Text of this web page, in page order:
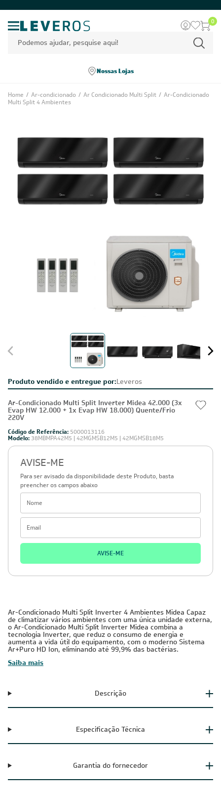
0
Nossas Lojas
Home / Ar-condicionado / Ar Condicionado Multi Split / Ar-Condicionado
Multi Split 4 Ambientes
Produto vendido e entregue por:Leveros
Ar-Condicionado Multi Split Inverter Midea 42.000 (3x
Evap HW 12.000 + 1x Evap HW 18.000) Quente/Frio
220V
Código de Referência: 5000013116
Modelo: 38MBMPA42M5 | 42MGMSB12M5 | 42MGMSB18M5
AVISE-ME
Para ser avisado da disponibilidade deste Produto, basta
preencher os campos abaixo
AVISE-ME
Ar-Condicionado Multi Split Inverter 4 Ambientes Midea Capaz
de climatizar vários ambientes com uma única unidade externa,
o Ar-Condicionado Multi Split Inverter Midea combina a
tecnologia Inverter, que reduz o consumo de energia e
aumenta a vida útil do equipamento, com o moderno Sistema
Ar+Puro HD Ion, eliminando até 99,9% das bactérias.
Saiba mais
Descrição
Especificação Técnica
Garantia do fornecedor